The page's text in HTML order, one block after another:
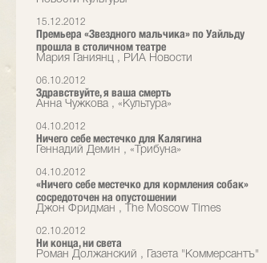
15.12.2012
Премьера «Звездного мальчика» по Уайльду
прошла в столичном театре
Мария Ганиянц , РИА Новости
06.10.2012
Здравствуйте, я ваша смерть
Анна Чужкова , «Культура»
04.10.2012
Ничего себе местечко для Калягина
Геннадий Демин , «Трибуна»
04.10.2012
«Ничего себе местечко для кормления собак»
сосредоточен на опустошении
Джон Фридман , The Moscow Times
02.10.2012
Ни конца, ни света
Роман Должанский , Газета "Коммерсантъ"